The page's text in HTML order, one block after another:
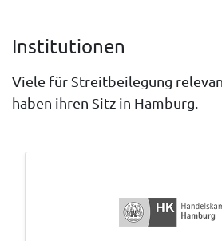
Institutionen
Viele für Streitbeilegung
haben ihren Sitz in Hamburg.